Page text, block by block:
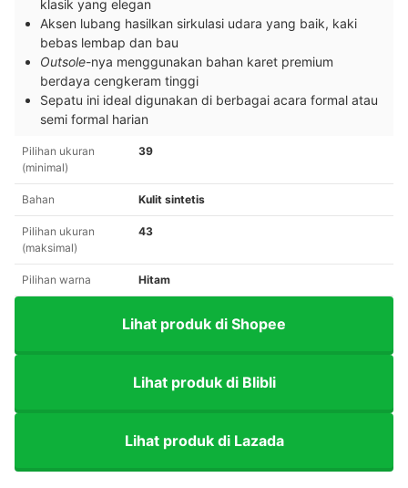
klasik yang elegan
Aksen lubang hasilkan sirkulasi udara yang baik, kaki
bebas lembap dan bau
Outsole-nya menggunakan bahan karet premium
berdaya cengkeram tinggi
Sepatu ini ideal digunakan di berbagai acara formal atau
semi formal harian
Pilihan ukuran
(minimal)
39
Bahan Kulit sintetis
Pilihan ukuran
(maksimal)
43
Pilihan warna Hitam
Lihat produk di Shopee
Lihat produk di Blibli
Lihat produk di Lazada